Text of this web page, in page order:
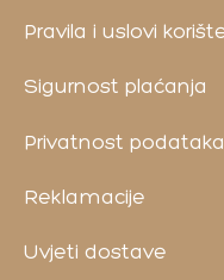
Pravila i uslovi
Sigurnost plaćanja
Privatnost podataka
Reklamacije
Uvjeti dostave